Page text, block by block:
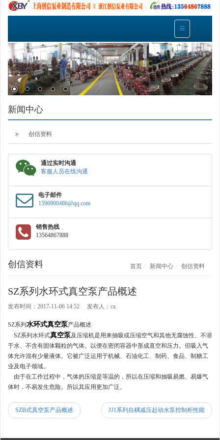
新闻中心
创信资料
通过实时沟通
客服人员在线沟通
电子邮件
1596900486@qq.com
销售热线
13564867888
创信资料 首页 新闻中心 创信资料
SZ系列水环式真空泵产品概述
发布时间：2017-11-06 14:52 发布人：cx
SZ系列 水环式真空泵产品概述
SZ系列水环式真空泵及压缩机是用来抽吸或压缩空气和其他无腐蚀性、不溶
于水、不含有固体颗粒的气体。以便在密闭容器中形成直空和压力。但吸入气
体允许混有少量液体。它被广泛运用于机械、石油化工、制药、食品、制糖工
业及电子领域。
由于在工作过程中，气体的压缩是等温的，所以在压缩和抽吸易燃、易爆气
体时，不易发生危险。所以其应用更加广泛。
SZB式真空泵产品概述 JJ1系列自耦减压起动水泵控制柜性能